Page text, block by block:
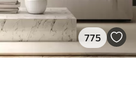
775